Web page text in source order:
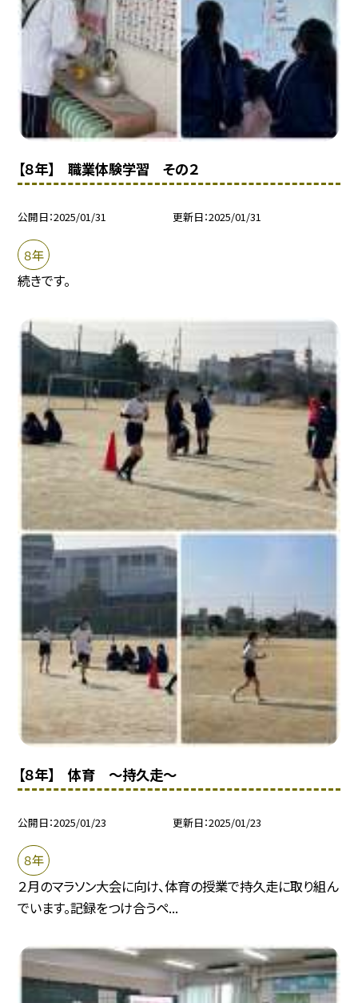
【８年】 職業体験学習 その２
公開日 2025/01/31 更新日 2025/01/31
８年
続きです。
【８年】 体育 〜持久走〜
公開日 2025/01/23 更新日 2025/01/23
８年
２月のマラソン大会に向け、体育の授業で持久走に取り組ん
でいます。記録をつけ合うペ...